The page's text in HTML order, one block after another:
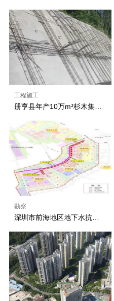
工程施工
勘察